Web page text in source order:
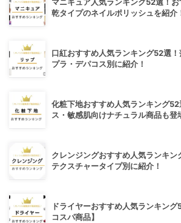
マニキュア人気ランキング52選！
乾タイプのネイルポリッシュを紹介
口紅おすすめ人気ランキング52選
プラ・デパコス別に紹介！
化粧下地おすすめ人気ランキング
ス・敏感肌向けナチュラル商品も登
クレンジングおすすめ人気ランキ
テクスチャータイプ別に紹介！
ドライヤーおすすめ人気ランキング
コスパ商品】